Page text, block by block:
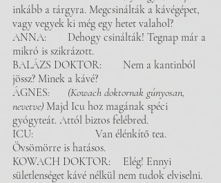
inkább a tárgyra. Megcsinálták a kávégépet,
vagy vegyek ki még egy hetet valahol?
ANNA: 	Dehogy csinálták! Tegnap már a
mikró is szikrázott.
BALÁZS DOKTOR:	Nem a kantinból
jössz? Minek a kávé?
ÁGNES: 	(Kowach doktornak gúnyosan,
nevetve) Majd Icu hoz magának spéci
gyógyteát. Attól biztos felébred.
ICU: 			Van élénkítő tea.
Övsömörre is hatásos.
KOWACH DOKTOR: 	Elég! Ennyi
sületlenséget kávé nélkül nem tudok elviselni.